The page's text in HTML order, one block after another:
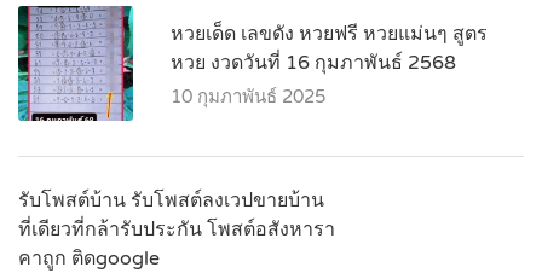
หวยเด็ด เลขดัง หวยฟรี หวยแม่นๆ สูตร
หวย งวดวันที่ 16 กุมภาพันธ์ 2568
10 กุมภาพันธ์ 2025
รับโพสต์บ้าน รับโพสต์ลงเวปขายบ้าน
ที่เดียวที่กล้ารับประกัน โพสต์อสังหารา
คาถูก ติดgoogle